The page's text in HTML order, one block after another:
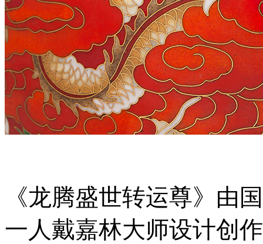
《龙腾盛世转运尊》由
一人戴嘉林大师设计创